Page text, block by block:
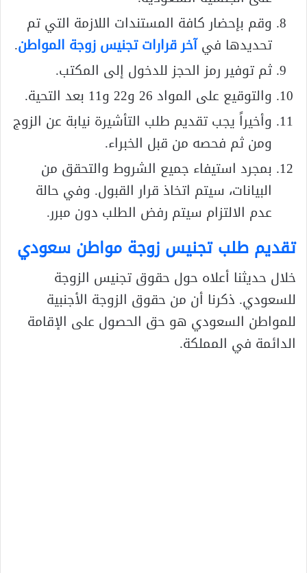
وقم بإحضار كافة المستندات اللازمة التي تم
تحديدها فيآخر قرارات تجنيس زوجة المواطن.
ثم توفير رمز الحجز للدخول إلى المكتب.
والتوقيع على المواد 26 و22 و11 بعد التحية.
وأخيراً يجب تقديم طلب التأشيرة نيابة عن الزوج
ومن ثم فحصه من قبل الخبراء.
بمجرد استيفاء جميع الشروط والتحقق من
البيانات، سيتم اتخاذ قرار القبول. وفي حالة
عدم الالتزام سيتم رفض الطلب دون مبرر.
تقديم طلب تجنيس زوجة مواطن سعودي
خلال حديثنا أعلاه حول حقوق تجنيس الزوجة
للسعودي. ذكرنا أن من حقوق الزوجة الأجنبية
للمواطن السعودي هو حق الحصول على الإقامة
الدائمة في المملكة.